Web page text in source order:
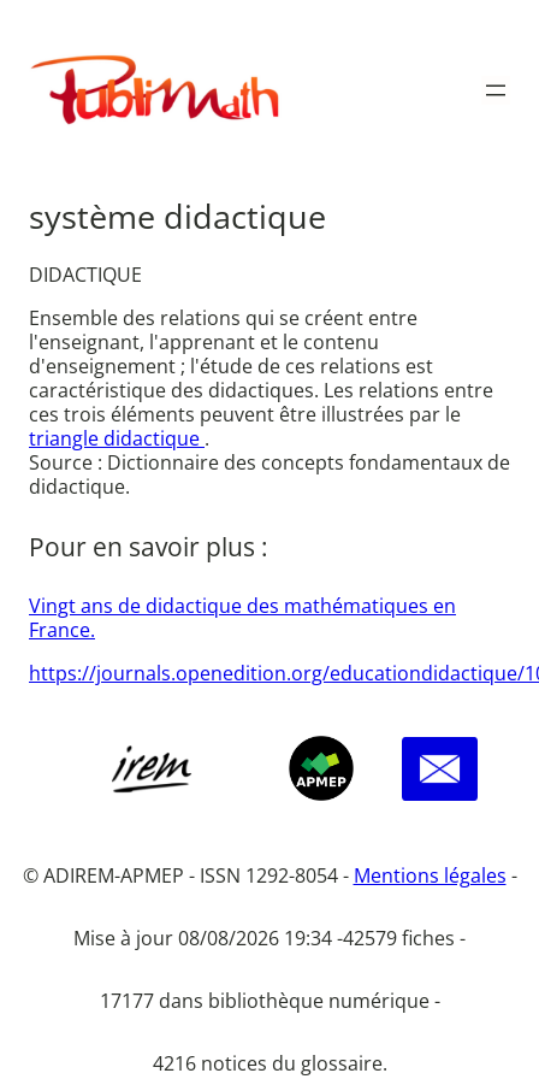
contenu
Publimath
système didactique
DIDACTIQUE
Ensemble des relations qui se créent entre
l'enseignant, l'apprenant et le contenu
d'enseignement ; l'étude de ces relations est
caractéristique des didactiques. Les relations entre
ces trois éléments peuvent être illustrées par le
triangle didactique .
Source : Dictionnaire des concepts fondamentaux de
didactique.
Pour en savoir plus :
Vingt ans de didactique des mathématiques en
France.
https://journals.openedition.org/educationdidactique/
© ADIREM-APMEP - ISSN 1292-8054 - Mentions légales -
Mise à jour 08/08/2026 19:34 -42579 fiches -
17177 dans bibliothèque numérique -
4216 notices du glossaire.